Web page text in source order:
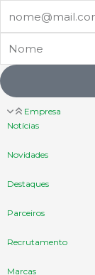
Empresa
Notícias
Novidades
Destaques
Parceiros
Recrutamento
Marcas